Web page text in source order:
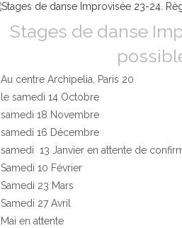
Stages de danse
Au centre Archipelia, Paris 20
le samedi 14 Octobre
samedi 18 Novembre
samedi 16 Décembre
samedi 13 Janvier en attente de
Samedi 10 Février
Samedi 23 Mars
Samedi 27 Avril
Mai en attente